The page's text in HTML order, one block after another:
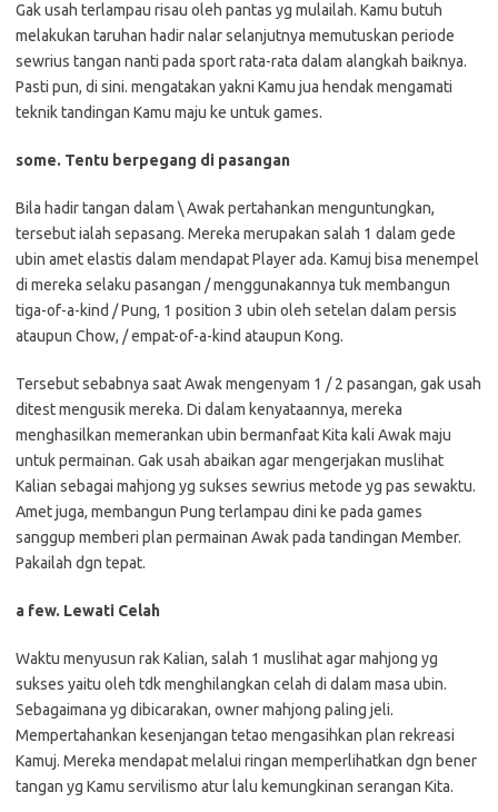
Gak usah terlampau risau oleh pantas yg mulailah. Kamu butuh
melakukan taruhan hadir nalar selanjutnya memutuskan periode
sewrius tangan nanti pada sport rata-rata dalam alangkah baiknya.
Pasti pun, di sini. mengatakan yakni Kamu jua hendak mengamati
teknik tandingan Kamu maju ke untuk games.
some. Tentu berpegang di pasangan
Bila hadir tangan dalam \ Awak pertahankan menguntungkan,
tersebut ialah sepasang. Mereka merupakan salah 1 dalam gede
ubin amet elastis dalam mendapat Player ada. Kamuj bisa menempel
di mereka selaku pasangan / menggunakannya tuk membangun
tiga-of-a-kind / Pung, 1 position 3 ubin oleh setelan dalam persis
ataupun Chow, / empat-of-a-kind ataupun Kong.
Tersebut sebabnya saat Awak mengenyam 1 / 2 pasangan, gak usah
ditest mengusik mereka. Di dalam kenyataannya, mereka
menghasilkan memerankan ubin bermanfaat Kita kali Awak maju
untuk permainan. Gak usah abaikan agar mengerjakan muslihat
Kalian sebagai mahjong yg sukses sewrius metode yg pas sewaktu.
Amet juga, membangun Pung terlampau dini ke pada games
sanggup memberi plan permainan Awak pada tandingan Member.
Pakailah dgn tepat.
a few. Lewati Celah
Waktu menyusun rak Kalian, salah 1 muslihat agar mahjong yg
sukses yaitu oleh tdk menghilangkan celah di dalam masa ubin.
Sebagaimana yg dibicarakan, owner mahjong paling jeli.
Mempertahankan kesenjangan tetao mengasihkan plan rekreasi
Kamuj. Mereka mendapat melalui ringan memperlihatkan dgn bener
tangan yg Kamu servilismo atur lalu kemungkinan serangan Kita.